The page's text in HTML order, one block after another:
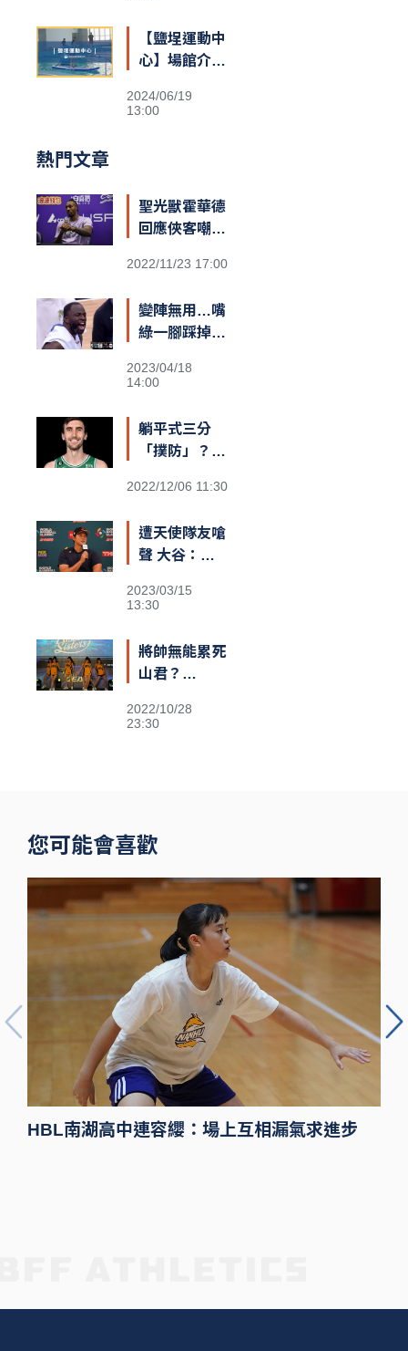
【鹽埕運動中
心】場館介紹
2024/06/19
13:00
熱門文章
聖光獸霍華德
回應俠客嘲諷
仇恨！我擁有
隊友，台灣給
我一對翅膀」
2022/11/23 17:00
變陣無用…嘴
綠一腳踩掉勇
2023/04/18
14:00
躺平式三分
「撲防」？
Kornet遮蓋
熱議
2022/12/06 11:30
遭天使隊友嗆
聲 大谷：還
容
2023/03/15
13:30
將帥無能累死
山君？
Sisters高鐵
2022/10/28
23:30
您可能會喜歡
HBL南湖高中連容纓：場上互相漏氣求進步